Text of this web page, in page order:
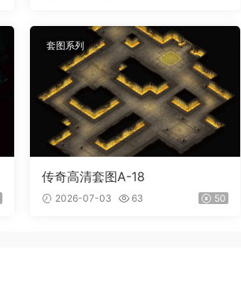
套图系列
传奇高清套图A-18
2026-07-03 63 50